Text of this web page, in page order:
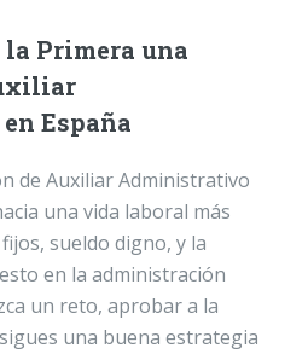
la Primera una
España
de Auxiliar Administrativo
una vida laboral más
sueldo digno, y la
en la administración
un reto, aprobar a la
una buena estrategia